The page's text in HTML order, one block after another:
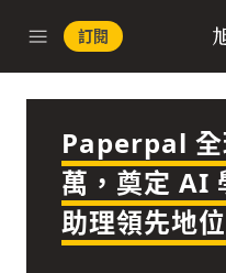
訂閱
快速連結
Paperpal 全
萬，奠定 AI
助理領先地位